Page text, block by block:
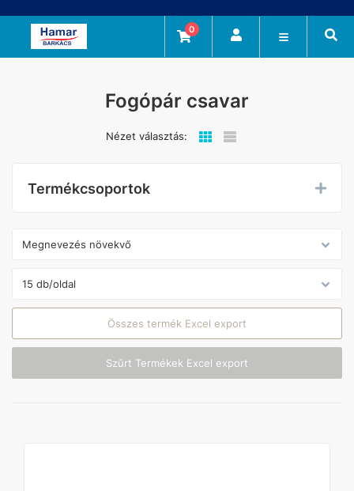
0
Fogópár csavar
Nézet választás:
Termékcsoportok
Összes termék Excel export
Szűrt Termékek Excel export